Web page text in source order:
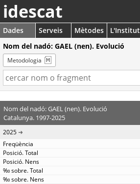
idescat
Dades Serveis Mètodes
L'Institut
Nom del nadó: GAEL (nen). Evolució
Metodologia
Nom del nadó: GAEL (nen). Evolució
Catalunya. 1997-2025
2025